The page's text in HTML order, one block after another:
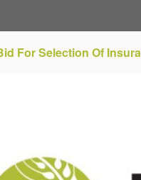
For Selection Of